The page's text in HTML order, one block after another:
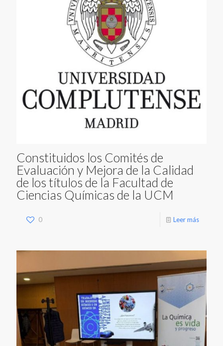
Constituidos los Comités de
Evaluación y Mejora de la Calidad
de los títulos de la Facultad de
Ciencias Químicas de la UCM
0 Leer más